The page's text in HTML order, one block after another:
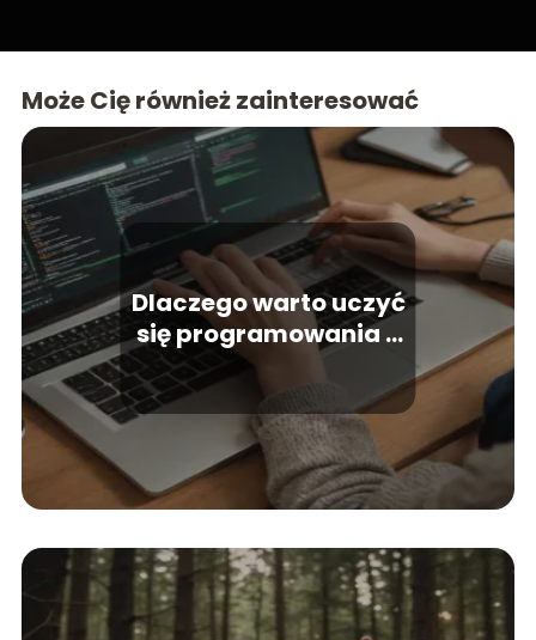
Może Cię również zainteresować
Dlaczego warto uczyć
się programowania –
korzyści i perspektywy